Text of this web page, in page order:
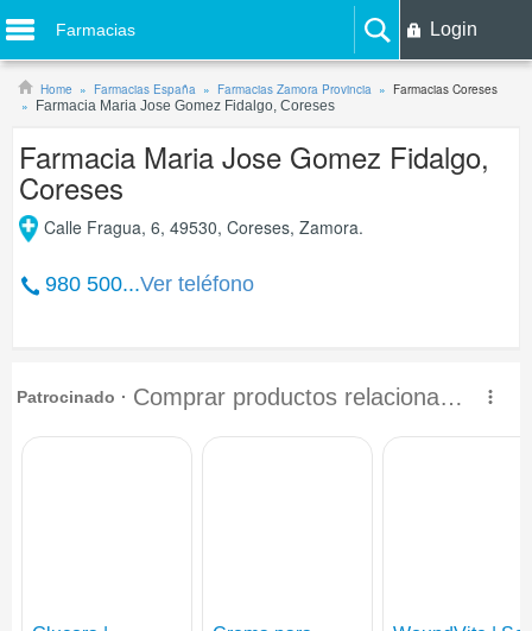
Farmacias Login
Home Farmacias España Farmacias Zamora Provincia
Farmacias Coreses
Farmacia Maria Jose Gomez Fidalgo, Coreses
Farmacia Maria Jose Gomez Fidalgo,
Coreses
Calle Fragua, 6, 49530, Coreses, Zamora.
980 500...Ver teléfono